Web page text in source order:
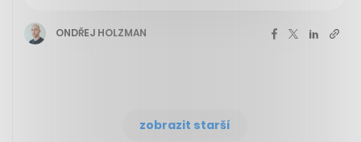
ONDŘEJ HOLZMAN
zobrazit starší